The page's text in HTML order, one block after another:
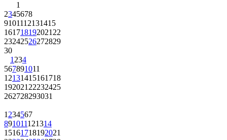
1
2345678
9101112131415
161718192021 22
23242526272829
30
1 234
567891011
12131415161718
192021 22232425
262728293031
1 234567
891011121314
15161718192021